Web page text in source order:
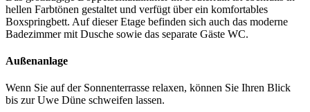
hellen Farbtönen gestaltet und verfügt über ein komfortables
Boxspringbett. Auf dieser Etage befinden sich auch das moderne
Badezimmer mit Dusche sowie das separate Gäste WC.
Außenanlage
Wenn Sie auf der Sonnenterrasse relaxen, können Sie Ihren Blick
bis zur Uwe Düne schweifen lassen.